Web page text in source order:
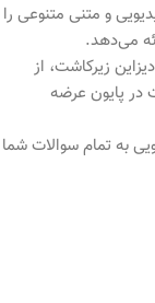
و متنی متنوعی را
می‌دهد.
زیرکاشت، از
در پایون عرضه
به تمام سوالات شما